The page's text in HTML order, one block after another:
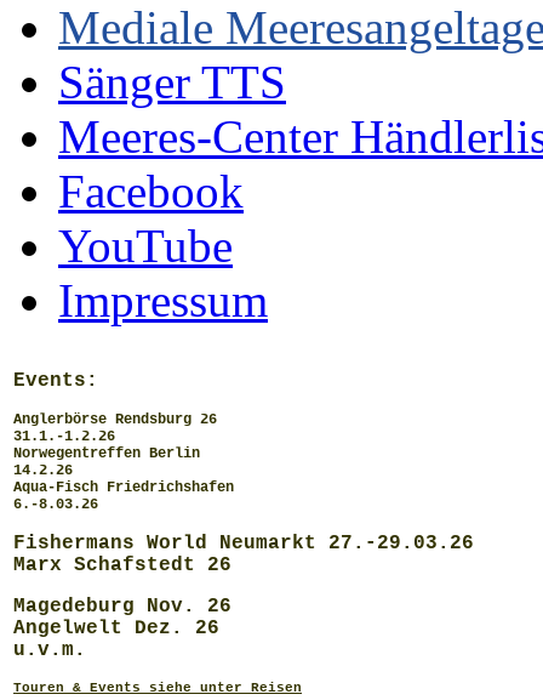
Mediale
Sänger TTS
Meeres-Center
Facebook
YouTube
Impressum
Events:
Anglerbörse Rendsburg 26
31.1.-1.2.26
Norwegentreffen Berlin
14.2.26
Aqua-Fisch Friedrichshafen
6.-8.03.26
Fishermans World Neumarkt 27.-29.03.26
Marx Schafstedt 26
Magedeburg Nov. 26
Angelwelt Dez. 26
u.v.m.
Touren & Events siehe unter Reisen